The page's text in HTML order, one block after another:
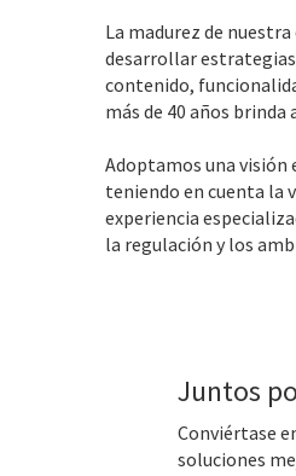
La madurez de
desarrollar estrategias
contenido,
más de 40 años
Adoptamos una visión
teniendo en cuenta la
experiencia
la regulación y los
Juntos
Conviértase
soluciones